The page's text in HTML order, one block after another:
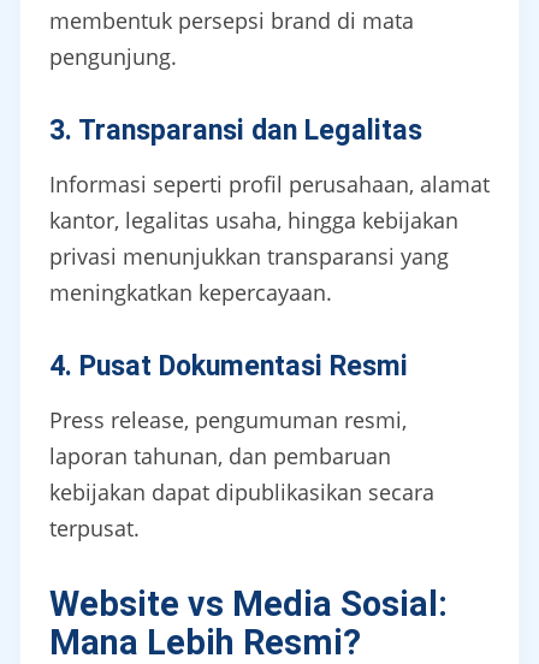
membentuk persepsi brand di mata
pengunjung.
3. Transparansi dan Legalitas
Informasi seperti profil perusahaan, alamat
kantor, legalitas usaha, hingga kebijakan
privasi menunjukkan transparansi yang
meningkatkan kepercayaan.
4. Pusat Dokumentasi Resmi
Press release, pengumuman resmi,
laporan tahunan, dan pembaruan
kebijakan dapat dipublikasikan secara
terpusat.
Website vs Media Sosial:
Mana Lebih Resmi?